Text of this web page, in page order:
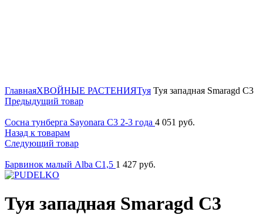
ГлавнаяХВОЙНЫЕ РАСТЕНИЯТуя Туя западная Smaragd C3
Предыдущий товар
Сосна тунберга Sayonara C3 2-3 года 4 051 руб.
Назад к товарам
Следующий товар
Барвинок малый Alba C1,5 1 427 руб.
Туя западная Smaragd C3